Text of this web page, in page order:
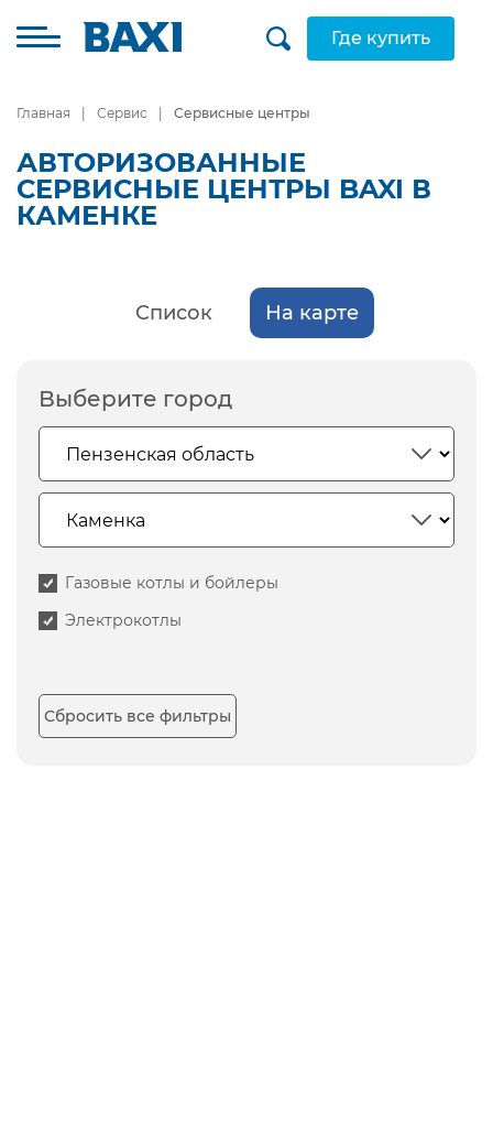
Где купить
Главная Сервис Сервисные центры
АВТОРИЗОВАННЫЕ
СЕРВИСНЫЕ ЦЕНТРЫ BAXI В
КАМЕНКЕ
Список На карте
Выберите город
Газовые котлы и бойлеры
Электрокотлы
Сбросить все фильтры